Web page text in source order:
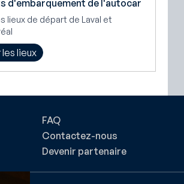
d'embarquement de l'autocar
lieux de départ de Laval et
les lieux
FAQ
Contactez-nous
Devenir partenaire